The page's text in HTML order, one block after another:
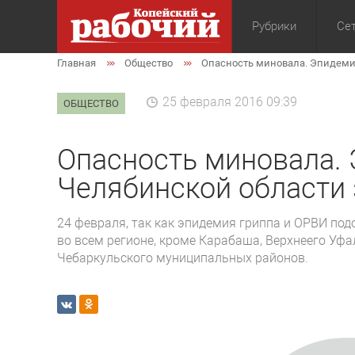
Рубрики
Общество
Главная Общество Опасность миновала.
ОБЩЕСТВО 25 февраля 2016 09:39
Опасность
Челябинской
24 февраля, так как эпидемия гриппа и ОРВИ
во всем регионе, кроме Карабаша, Верхнеего
Чебаркульского муниципальных районов.